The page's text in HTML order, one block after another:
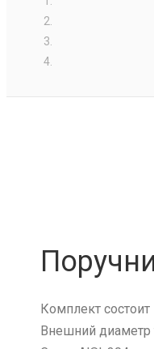
Комплект
Внешний